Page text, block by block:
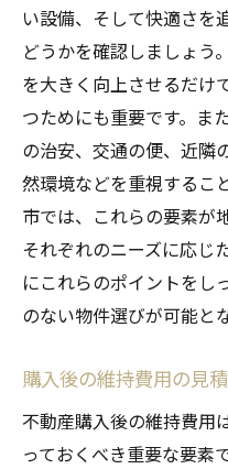
い設備、そして快適さを
どうかを確認しましょう
を大きく向上させるだけ
つためにも重要です。ま
の治安、交通の便、近隣
然環境などを重視するこ
市では、これらの要素が
それぞれのニーズに応じ
にこれらのポイントをし
のない物件選びが可能と
購入後の維持費用の見
不動産購入後の維持費用
っておくべき重要な要素